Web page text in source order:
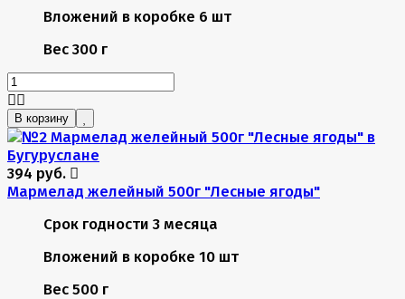
Вложений в коробке 6 шт
Вес 300 г
В корзину
394 руб.
Мармелад желейный 500г "Лесные ягоды"
Срок годности 3 месяца
Вложений в коробке 10 шт
Вес 500 г